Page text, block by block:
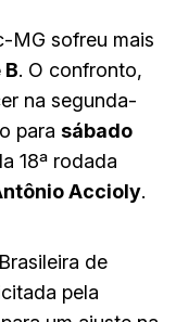
MG sofreu mais
B. O confronto,
na segunda-
para sábado
18ª rodada
Accioly.
de
pela